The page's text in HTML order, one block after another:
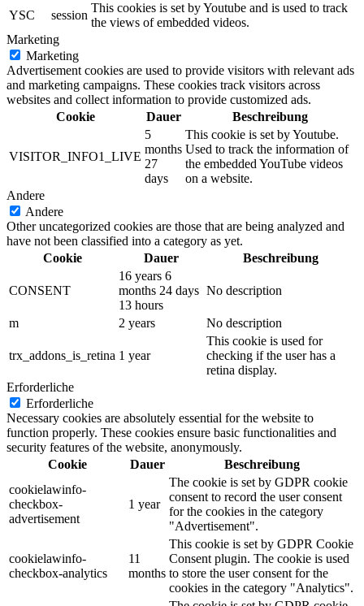
YSC
session
This cookies is set by Youtube and is used to track
the views of embedded videos.
Marketing
Marketing
Advertisement cookies are used to provide visitors with relevant ads
and marketing campaigns. These cookies track visitors across
websites and collect information to provide customized ads.
Cookie
Dauer Beschreibung
VISITOR_INFO1_LIVE
5
months
27
days
This cookie is set by Youtube.
Used to track the information of
the embedded YouTube videos
on a website.
Andere
Andere
Other uncategorized cookies are those that are being analyzed and
have not been classified into a category as yet.
Cookie
Dauer Beschreibung
CONSENT
16 years 6
months 24 days
13 hours
No description
m 2 years No description
trx_addons_is_retina 1 year
This cookie is used for
checking if the user has a
retina display.
Erforderliche
Erforderliche
Necessary cookies are absolutely essential for the website to
function properly. These cookies ensure basic functionalities and
security features of the website, anonymously.
Cookie
Dauer
Beschreibung
cookielawinfo-
checkbox-
advertisement
1 year
The cookie is set by GDPR cookie
consent to record the user consent
for the cookies in the category
"Advertisement".
cookielawinfo-
checkbox-analytics
11
months
This cookie is set by GDPR Cookie
Consent plugin. The cookie is used
to store the user consent for the
cookies in the category "Analytics".